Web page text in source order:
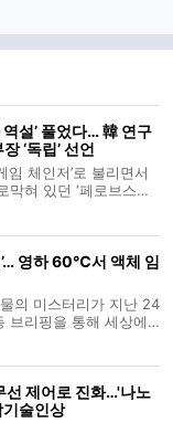
설’ 풀었다… 韓 연구
‘독립’ 선언
임 체인저’로 불리면서
막혀 있던 ‘페로브스카
’… 영하 60℃서 액체 임
의 미스터리가 지난 24
브리핑을 통해 세상에
을 입체
선 제어로 진화…'나노
기술인상